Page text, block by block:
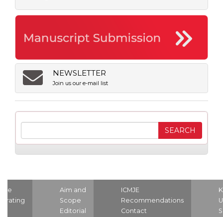
NEWSLETTER
Join us our e-mail list
Aim and
Scope
Editorial
ICMJE
Recommendations
Contact